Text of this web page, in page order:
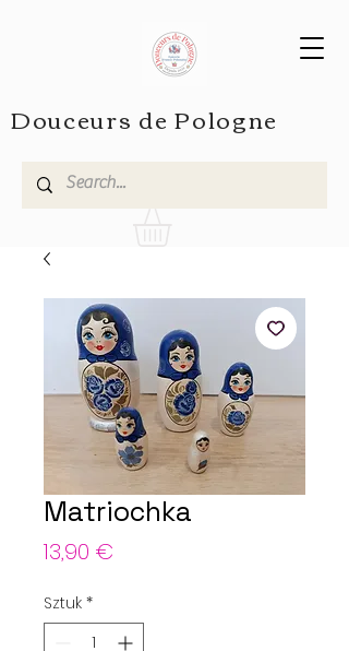
Douceurs de Pologne
Matriochka
13,90 €
Sztuk *